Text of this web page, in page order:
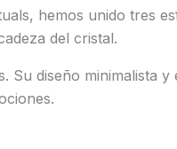
hemos unido tres
del cristal.
diseño minimalista y